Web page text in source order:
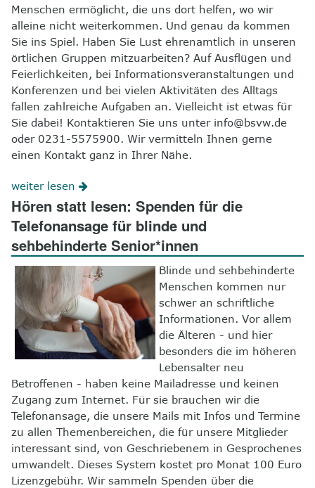
Menschen ermöglicht, die uns dort helfen, wo wir
alleine nicht weiterkommen. Und genau da kommen
Sie ins Spiel. Haben Sie Lust ehrenamtlich in unseren
örtlichen Gruppen mitzuarbeiten? Auf Ausflügen und
Feierlichkeiten, bei Informationsveranstaltungen und
Konferenzen und bei vielen Aktivitäten des Alltags
fallen zahlreiche Aufgaben an. Vielleicht ist etwas für
Sie dabei! Kontaktieren Sie uns unter info@bsvw.de
oder 0231-5575900. Wir vermitteln Ihnen gerne
einen Kontakt ganz in Ihrer Nähe.
weiter lesen
Hören statt lesen: Spenden für die
Telefonansage für blinde und
sehbehinderte Senior*innen
Blinde und sehbehinderte
Menschen kommen nur
schwer an schriftliche
Informationen. Vor allem
die Älteren - und hier
besonders die im höheren
Lebensalter neu
Betroffenen - haben keine Mailadresse und keinen
Zugang zum Internet. Für sie brauchen wir die
Telefonansage, die unsere Mails mit Infos und Termine
zu allen Themenbereichen, die für unsere Mitglieder
interessant sind, von Geschriebenem in Gesprochenes
umwandelt. Dieses System kostet pro Monat 100 Euro
Lizenzgebühr. Wir sammeln Spenden über die